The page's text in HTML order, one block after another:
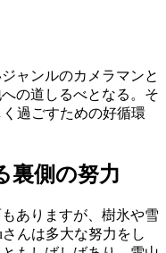
ャンルのカメラマンと
の道しるべとなる。そ
過ごすための好循環
裏側の努力
ありますが、樹氷や雪
んは多大な努力をし